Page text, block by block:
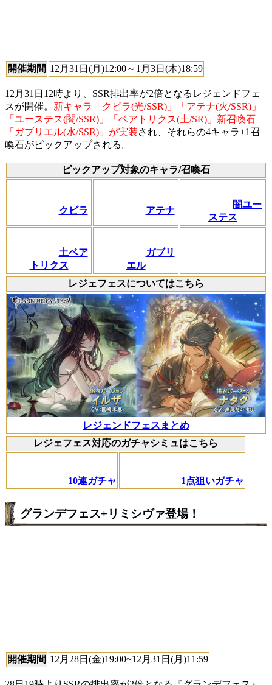
開催期間 12月31日(月)12:00～1月3日(木)18:59
12月31日12時より、SSR排出率が2倍となるレジェンドフェ
スが開催。 新キャラ「クビラ(光/SSR)」「アテナ(火/SSR)」
「ユーステス(闇/SSR)」「ベアトリクス(土/SR)」新召喚石
「ガブリエル(水/SSR)」が実装され、それらの4キャラ+1召
喚石がピックアップされる。
ピックアップ対象のキャラ/召喚石
クビラ アテナ
闇ユー
ステス
土ベア
トリクス
ガブリ
エル
レジェフェスについてはこちら
レジェンドフェスまとめ
レジェフェス対応のガチャシミュはこちら
10連ガチャ 1点狙いガチャ
グランデフェス+リミシヴァ登場！
開催期間 12月28日(金)19:00~12月31日(月)11:59